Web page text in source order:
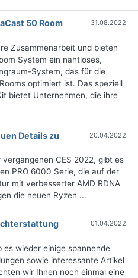
50 Room
31.08.2022
Zusammenarbeit und bieten
System ein nahtloses,
System, das für die
optimiert ist. Das speziell
bietet Unternehmen, die ihre
Details zu
20.04.2022
CES 2022, gibt es
PRO 6000 Serie, die auf der
mit verbesserter AMD RDNA
die neuen Ryzen ...
01.04.2022
es wieder einige spannende
sowie interessante Artikel
wir Ihnen noch einmal eine